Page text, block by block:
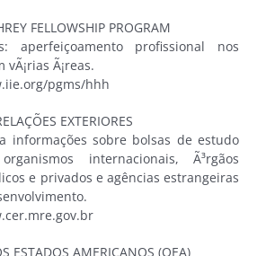
FELLOWSHIP PROGRAM
aperfeiçoamento profissional nos
Ã¡reas.
pgms/hhh
EXTERIORES
informações sobre bolsas de estudo
internacionais, Ã³rgãos
e privados e agências estrangeiras
ESTADOS AMERICANOS (OEA)